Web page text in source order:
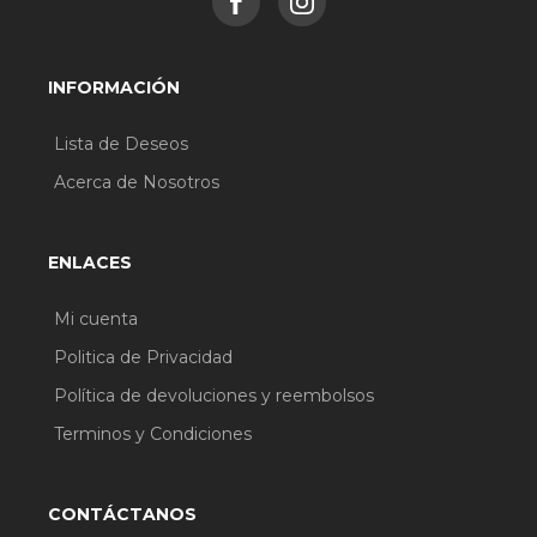
INFORMACIÓN
Lista de Deseos
Acerca de Nosotros
ENLACES
Mi cuenta
Politica de Privacidad
Política de devoluciones y reembolsos
Terminos y Condiciones
CONTÁCTANOS